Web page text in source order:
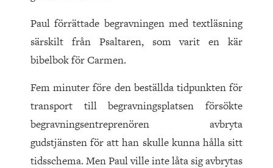
Paul förrättade begravningen med textläsning
särskilt från Psaltaren, som varit en kär
bibelbok för Carmen.
Fem minuter före den beställda tidpunkten för
transport till begravningsplatsen försökte
begravningsentreprenören avbryta
gudstjänsten för att han skulle kunna hålla sitt
tidsschema. Men Paul ville inte låta sig avbrytas